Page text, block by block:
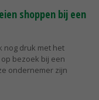
shoppen bij een
nog druk met het
bezoek bij een
ondernemer zijn